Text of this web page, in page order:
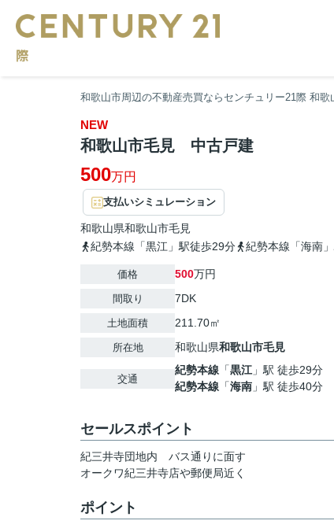
和歌山市周辺の不動産売買ならセンチュリー21際 和歌
NEW
和歌山市毛見 中古戸建
500万円
支払いシミュレーション
和歌山県和歌山市毛見
紀勢本線「黒江」駅徒歩29分
紀勢本線「海南
価格 500万円
間取り 7DK
土地面積 211.70㎡
所在地 和歌山県和歌山市毛見
交通
紀勢本線 「黒江 」駅 徒歩29分
紀勢本線 「海南 」駅 徒歩40分
セールスポイント
紀三井寺団地内 バス通りに面す
オークワ紀三井寺店や郵便局近く
ポイント